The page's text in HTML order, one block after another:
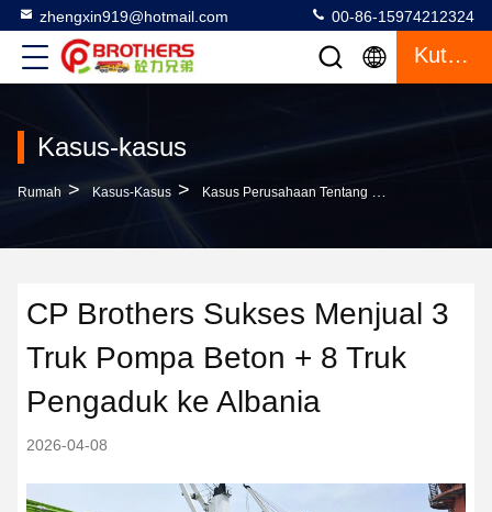
zhengxin919@hotmail.com 00-86-15974212324
Kutipan
Kasus-kasus
Rumah > Kasus-Kasus > Kasus Perusahaan Tentang CP Brothers Sukses Menjual 3 Truk Pompa Beton + 8 Truk Pengaduk Ke Albania
CP Brothers Sukses Menjual 3
Truk Pompa Beton + 8 Truk
Pengaduk ke Albania
2026-04-08